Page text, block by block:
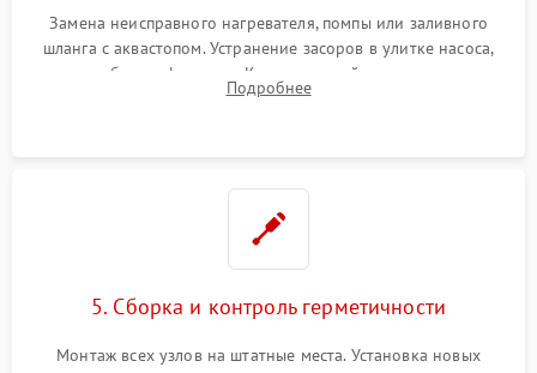
Замена неисправного нагревателя, помпы или заливного
шланга с аквастопом. Устранение засоров в улитке насоса,
патрубках и фильтрах. Компонентный ремонт платы
управления, восстановление поврежденной проводки.
Подробнее
5. Сборка и контроль герметичности
Монтаж всех узлов на штатные места. Установка новых